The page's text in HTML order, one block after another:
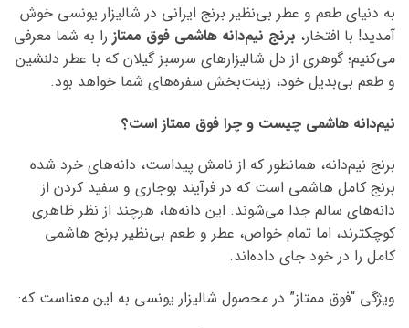
به دنیای طعم و عطر بی‌نظیر برنج ایرانی در شالیزار یونسی خوش
آمدید! با افتخار، برنج نیم‌دانه هاشمی فوق ممتاز را به شما معرفی
می‌کنیم؛ گوهری از دل شالیزارهای سرسبز گیلان که با عطر دلنشین
و طعم بی‌بدیل خود، زینت‌بخش سفره‌های شما خواهد بود.
نیم‌دانه هاشمی چیست و چرا فوق ممتاز است؟
برنج نیم‌دانه، همانطور که از نامش پیداست، دانه‌های خرد شده
برنج کامل هاشمی است که در فرآیند بوجاری و سفید کردن از
دانه‌های سالم جدا می‌شوند. این دانه‌ها، هرچند از نظر ظاهری
کوچکترند، اما تمام خواص، عطر و طعم بی‌نظیر برنج هاشمی
کامل را در خود جای داده‌اند.
ویژگی “فوق ممتاز” در محصول شالیزار یونسی به این معناست که: